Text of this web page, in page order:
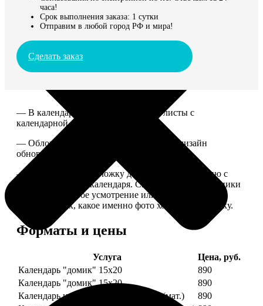
часа!
Срок выполнения заказа: 1 сутки
Отправим в любой город РФ и мира!
Сделать заказ
— В календаре 13 листов: обложка+листы с
календарной сеткой.
— Обложка для календаря стандартная, дизайн
обновляем каждый год.
— В кружочек на обложку добавляем фотографию с
одной из страниц календаря. Снимок наши сотрудники
выбирают на свое усмотрение или пишите в
комментариях, какое именно фото хотите на обложку.
Форматы и цены
Услуга
Цена, руб.
Календарь "домик" 15х20
890
Календарь "домик" 15х20
890
Календарь настольный А5 210х148 (мат.)
890